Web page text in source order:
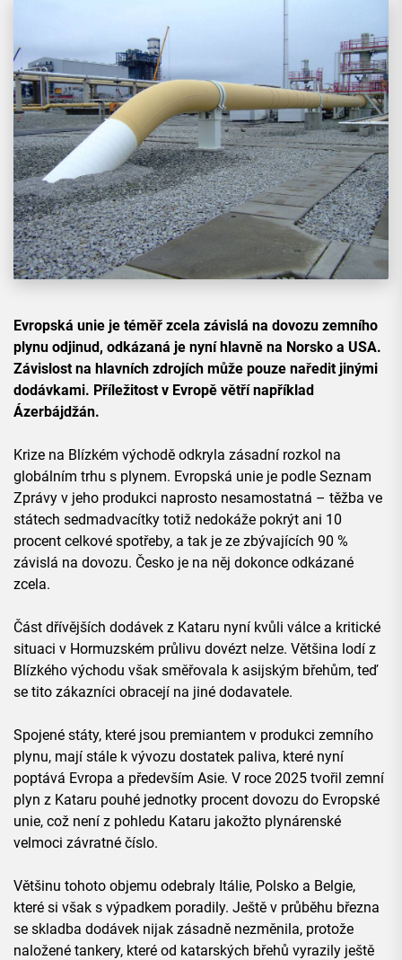
Evropská unie je téměř zcela závislá na dovozu zemního
plynu odjinud, odkázaná je nyní hlavně na Norsko a USA.
Závislost na hlavních zdrojích může pouze naředit jinými
dodávkami. Příležitost v Evropě větří například
Ázerbájdžán.
Krize na Blízkém východě odkryla zásadní rozkol na
globálním trhu s plynem. Evropská unie je podle Seznam
Zprávy v jeho produkci naprosto nesamostatná – těžba ve
státech sedmadvacítky totiž nedokáže pokrýt ani 10
procent celkové spotřeby, a tak je ze zbývajících 90 %
závislá na dovozu. Česko je na něj dokonce odkázané
zcela.
Část dřívějších dodávek z Kataru nyní kvůli válce a kritické
situaci v Hormuzském průlivu dovézt nelze. Většina lodí z
Blízkého východu však směřovala k asijským břehům, teď
se tito zákazníci obracejí na jiné dodavatele.
Spojené státy, které jsou premiantem v produkci zemního
plynu, mají stále k vývozu dostatek paliva, které nyní
poptává Evropa a především Asie. V roce 2025 tvořil zemní
plyn z Kataru pouhé jednotky procent dovozu do Evropské
unie, což není z pohledu Kataru jakožto plynárenské
velmoci závratné číslo.
Většinu tohoto objemu odebraly Itálie, Polsko a Belgie,
které si však s výpadkem poradily. Ještě v průběhu března
se skladba dodávek nijak zásadně nezměnila, protože
naložené tankery, které od katarských břehů vyrazily ještě